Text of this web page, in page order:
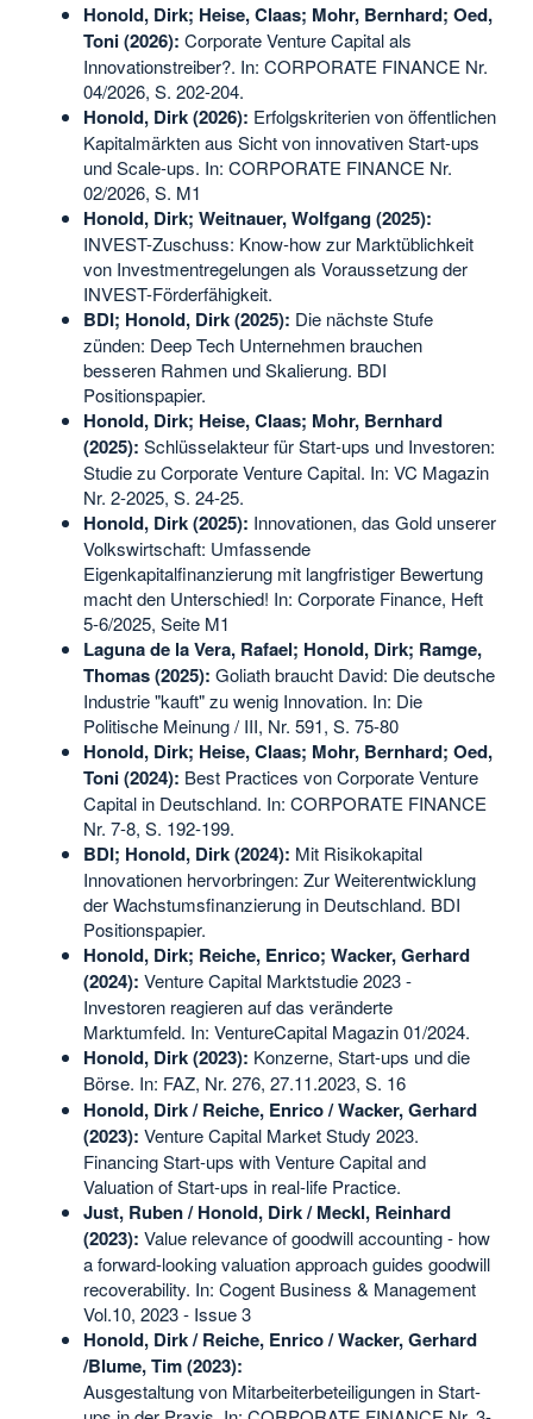
Honold, Dirk; Heise, Claas; Mohr, Bernhard; Oed,
Toni (2026): Corporate Venture Capital als
Innovationstreiber?. In: CORPORATE FINANCE Nr.
04/2026, S. 202-204.
Honold, Dirk (2026): Erfolgskriterien von öffentlichen
Kapitalmärkten aus Sicht von innovativen Start-ups
und Scale-ups. In: CORPORATE FINANCE Nr.
02/2026, S. M1
Honold, Dirk; Weitnauer, Wolfgang (2025):
INVEST-Zuschuss: Know-how zur Marktüblichkeit
von Investmentregelungen als Voraussetzung der
INVEST-Förderfähigkeit.
BDI; Honold, Dirk (2025): Die nächste Stufe
zünden: Deep Tech Unternehmen brauchen
besseren Rahmen und Skalierung. BDI
Positionspapier.
Honold, Dirk; Heise, Claas; Mohr, Bernhard
(2025): Schlüsselakteur für Start-ups und Investoren:
Studie zu Corporate Venture Capital. In: VC Magazin
Nr. 2-2025, S. 24-25.
Honold, Dirk (2025): Innovationen, das Gold unserer
Volkswirtschaft: Umfassende
Eigenkapitalfinanzierung mit langfristiger Bewertung
macht den Unterschied! In: Corporate Finance, Heft
5-6/2025, Seite M1
Laguna de la Vera, Rafael; Honold, Dirk; Ramge,
Thomas (2025): Goliath braucht David: Die deutsche
Industrie "kauft" zu wenig Innovation. In: Die
Politische Meinung / III, Nr. 591, S. 75-80
Honold, Dirk; Heise, Claas; Mohr, Bernhard; Oed,
Toni (2024): Best Practices von Corporate Venture
Capital in Deutschland. In: CORPORATE FINANCE
Nr. 7-8, S. 192-199.
BDI; Honold, Dirk (2024): Mit Risikokapital
Innovationen hervorbringen: Zur Weiterentwicklung
der Wachstumsfinanzierung in Deutschland. BDI
Positionspapier.
Honold, Dirk; Reiche, Enrico; Wacker, Gerhard
(2024): Venture Capital Marktstudie 2023 -
Investoren reagieren auf das veränderte
Marktumfeld. In: VentureCapital Magazin 01/2024.
Honold, Dirk (2023): Konzerne, Start-ups und die
Börse. In: FAZ, Nr. 276, 27.11.2023, S. 16
Honold, Dirk / Reiche, Enrico / Wacker, Gerhard
(2023): Venture Capital Market Study 2023.
Financing Start-ups with Venture Capital and
Valuation of Start-ups in real-life Practice.
Just, Ruben / Honold, Dirk / Meckl, Reinhard
(2023): Value relevance of goodwill accounting - how
a forward-looking valuation approach guides goodwill
recoverability. In: Cogent Business & Management
Vol.10, 2023 - Issue 3
Honold, Dirk / Reiche, Enrico / Wacker, Gerhard
/Blume, Tim (2023):
Ausgestaltung von Mitarbeiterbeteiligungen in Start-